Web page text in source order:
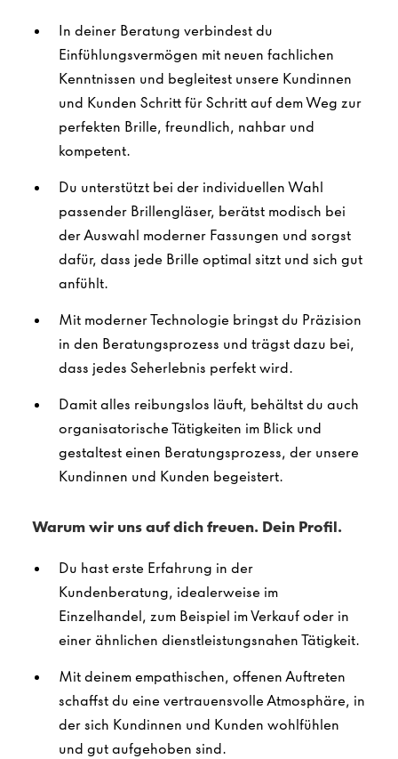
In deiner Beratung verbindest du
Einfühlungsvermögen mit neuen fachlichen
Kenntnissen und begleitest unsere Kundinnen
und Kunden Schritt für Schritt auf dem Weg zur
perfekten Brille, freundlich, nahbar und
kompetent.
Du unterstützt bei der individuellen Wahl
passender Brillengläser, berätst modisch bei
der Auswahl moderner Fassungen und sorgst
dafür, dass jede Brille optimal sitzt und sich gut
anfühlt.
Mit moderner Technologie bringst du Präzision
in den Beratungsprozess und trägst dazu bei,
dass jedes Seherlebnis perfekt wird.
Damit alles reibungslos läuft, behältst du auch
organisatorische Tätigkeiten im Blick und
gestaltest einen Beratungsprozess, der unsere
Kundinnen und Kunden begeistert.
Warum wir uns auf dich freuen. Dein Profil.
Du hast erste Erfahrung in der
Kundenberatung, idealerweise im
Einzelhandel, zum Beispiel im Verkauf oder in
einer ähnlichen dienstleistungsnahen Tätigkeit.
Mit deinem empathischen, offenen Auftreten
schaffst du eine vertrauensvolle Atmosphäre, in
der sich Kundinnen und Kunden wohlfühlen
und gut aufgehoben sind.